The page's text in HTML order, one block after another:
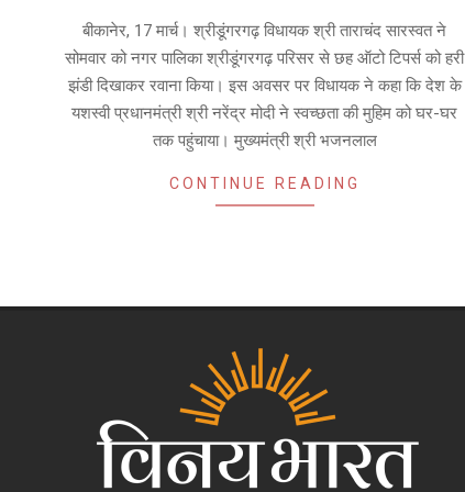
बीकानेर, 17 मार्च। श्रीडूंगरगढ़ विधायक श्री ताराचंद सारस्वत ने
सोमवार को नगर पालिका श्रीडूंगरगढ़ परिसर से छह ऑटो टिपर्स को हरी
झंडी दिखाकर रवाना किया। इस अवसर पर विधायक ने कहा कि देश के
यशस्वी प्रधानमंत्री श्री नरेंद्र मोदी ने स्वच्छता की मुहिम को घर-घर
तक पहुंचाया। मुख्यमंत्री श्री भजनलाल
CONTINUE READING